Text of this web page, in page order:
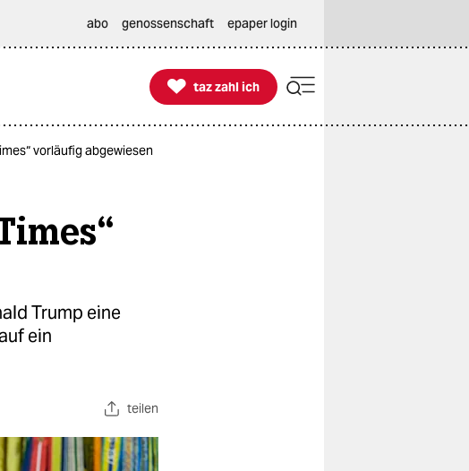
abo genossenschaft epaper login

taz zahl ich
taz zahl ich
vorläufig abgewiesen
Trump eine
ein
teilen